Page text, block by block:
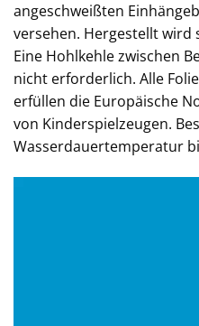
angeschweißten
versehen. Hergestellt wird
Eine Hohlkehle zwischen
nicht erforderlich. Alle
erfüllen die Europäische
von Kinderspielzeugen.
Wasserdauertemperatur